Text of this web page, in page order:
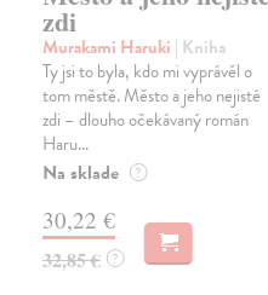
zdi
Murakami Haruki | Kniha
Ty jsi to byla, kdo mi vyprávěl o
tom městě. Město a jeho nejisté
zdi – dlouho očekávaný román
Haru...
Na sklade ?
30,22 €
32,85 € ?